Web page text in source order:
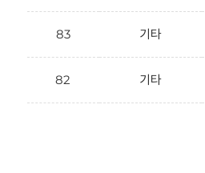
83 기타
82 기타